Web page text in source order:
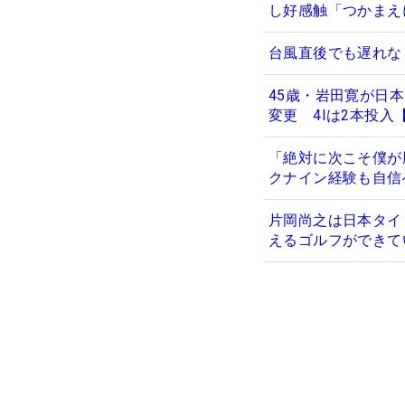
し好感触「つかま
台風直後でも遅れ
45歳・岩田寛が日
変更 4Iは2本投入
「絶対に次こそ僕
クナイン経験も自
片岡尚之は日本タ
えるゴルフができ